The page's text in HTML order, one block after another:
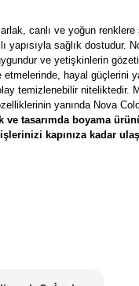
canlı ve yoğun
sağlık dostudur.
ve yetişkinlerin
hayal güçlerini
temizlenebilir niteliktedir.
yanında Nova
ve tasarımda boyama
kapınıza kadar